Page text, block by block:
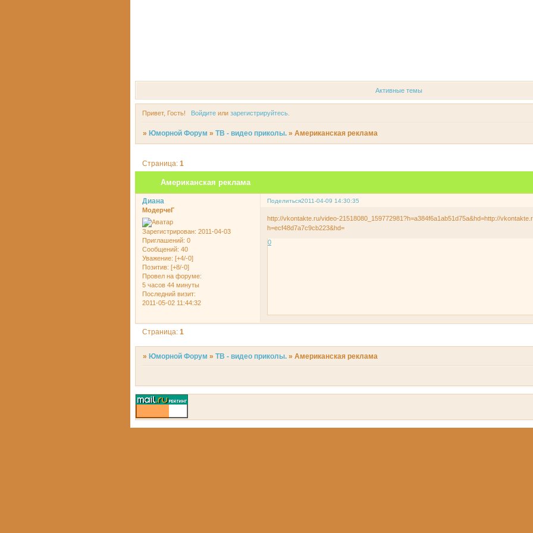
Активные темы
Привет, Гость! Войдитеили зарегистрируйтесь.
» Юморной Форум »ТВ - видео приколы. »Американская реклама
Американская реклама
Страница:1
Поделиться2011-04-09 14:30:35
Диана
МодерчеГ
Зарегистрирован: 2011-04-03
Приглашений: 0
Сообщений: 40
Уважение: [+4/-0]
Позитив: [+8/-0]
Провел на форуме:
5 часов 44 минуты
Последний визит:
2011-05-02 11:44:32
http://vkontakte.ru/video-21518080_159772981?h=a384f6a1ab51d75a&hd=http://
h=ecf48d7a7c9cb223&hd=
0
Страница:1
» Юморной Форум »ТВ - видео приколы. »Американская реклама